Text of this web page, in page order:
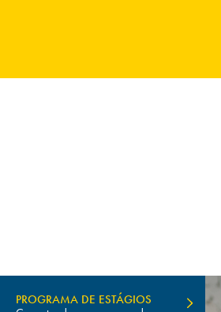
PROGRAMA DE ESTÁGIOS